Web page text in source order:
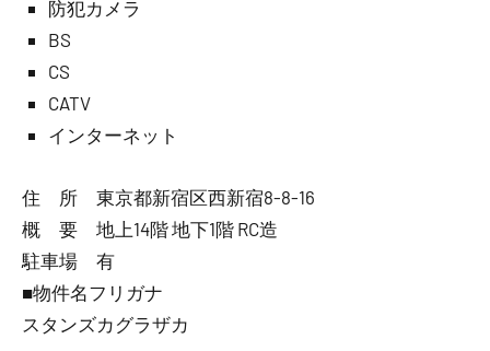
防犯カメラ
BS
CS
CATV
インターネット
住 所 東京都新宿区西新宿8-8-16
概 要 地上14階 地下1階 RC造
駐車場 有
■物件名フリガナ
スタンズカグラザカ